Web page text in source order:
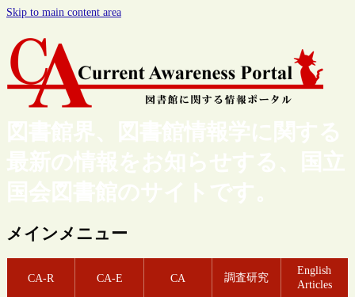
Skip to main content area
図書館界、図書館情報学に関する
最新の情報をお知らせする、国立
国会図書館のサイトです。
メインメニュー
CA-R CA-E CA 調査研究
English
Articles